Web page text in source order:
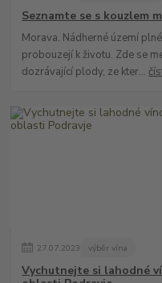
Seznamte se s kouzlem
Morava. Nádherné území
probouzejí k životu. Zde se
dozrávající plody, ze kter...
27.07.2023 výběr vína
Vychutnejte si lahodné